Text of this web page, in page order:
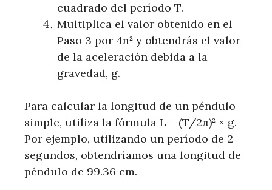
cuadrado del período T.
Multiplica el valor obtenido en el
Paso 3 por 4π² y obtendrás el valor
de la aceleración debida a la
gravedad, g.
Para calcular la longitud de un péndulo
simple, utiliza la fórmula L = (T/2π)² × g.
Por ejemplo, utilizando un período de 2
segundos, obtendríamos una longitud de
péndulo de 99.36 cm.